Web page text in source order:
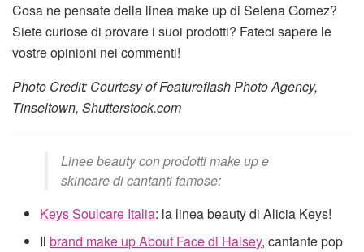
Cosa ne pensate della linea make up di Selena Gomez?
Siete curiose di provare i suoi prodotti? Fateci sapere le
vostre opinioni nei commenti!
Photo Credit: Courtesy of Featureflash Photo Agency,
Tinseltown, Shutterstock.com
Linee beauty con prodotti make up e
skincare di cantanti famose:
Keys Soulcare Italia: la linea beauty di Alicia Keys!
Ilbrand make up About Face di Halsey, cantante pop